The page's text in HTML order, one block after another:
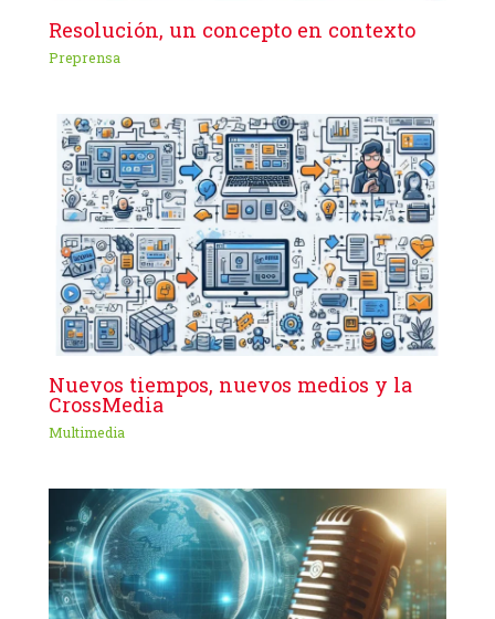
Resolución, un concepto en contexto
Preprensa
Nuevos tiempos, nuevos medios y la
CrossMedia
Multimedia